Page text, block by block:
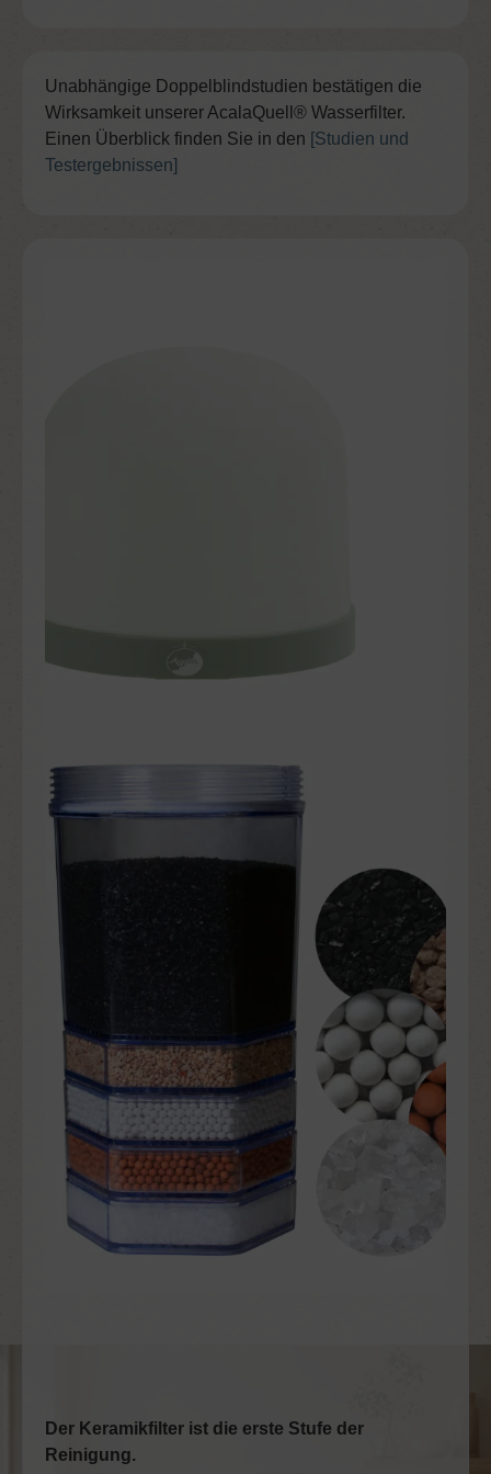
Unabhängige Doppelblindstudien bestätigen die
Wirksamkeit unserer AcalaQuell® Wasserfilter.
Einen Überblick finden Sie in den [Studien und
Testergebnissen]
Der Keramikfilter ist die erste Stufe der
Reinigung.